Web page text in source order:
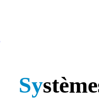
Sy